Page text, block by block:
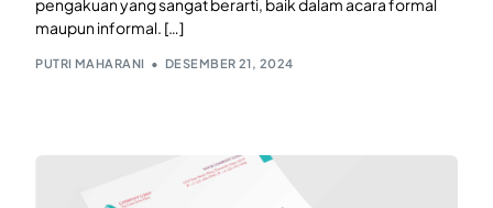
pengakuan yang sangat berarti, baik dalam acara formal
maupun informal. […]
PUTRI MAHARANI DESEMBER 21, 2024